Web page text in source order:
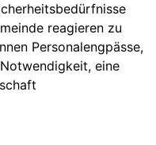
reagieren zu
Personalengpässe,
eine